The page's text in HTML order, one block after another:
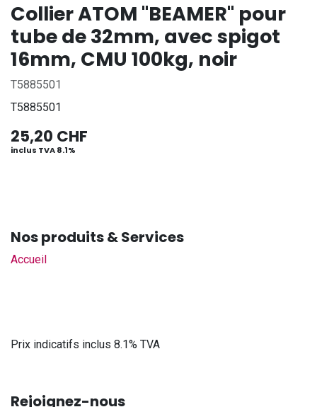
Collier ATOM "BEAMER" pour
tube de 32mm, avec spigot
16mm, CMU 100kg, noir
T5885501
T5885501
25,20 CHF
inclus TVA 8.1%
Nos produits & Services
Accueil
Prix indicatifs inclus 8.1% TVA
Rejoignez-nous